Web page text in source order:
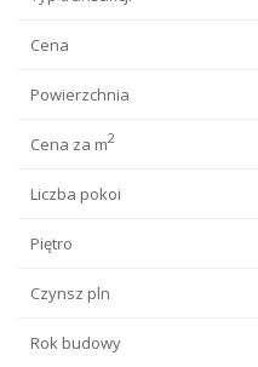
Cena
Powierzchnia
Cena za m2
Liczba pokoi
Piętro
Czynsz pln
Rok budowy